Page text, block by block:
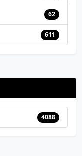
62
611
4088